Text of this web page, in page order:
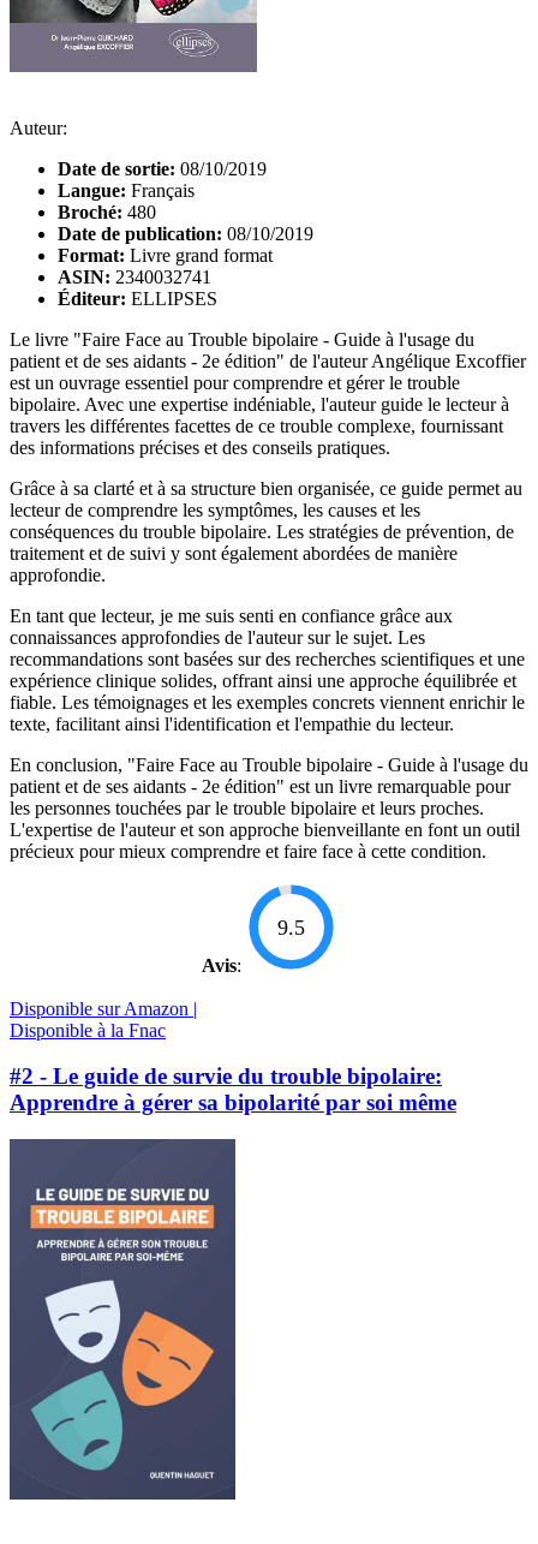
Auteur:
Date de sortie: 08/10/2019
Langue: Français
Broché: 480
Date de publication: 08/10/2019
Format: Livre grand format
ASIN: 2340032741
Éditeur: ELLIPSES
Le livre "Faire Face au Trouble bipolaire - Guide à l'usage du
patient et de ses aidants - 2e édition" de l'auteur Angélique Excoffier
est un ouvrage essentiel pour comprendre et gérer le trouble
bipolaire. Avec une expertise indéniable, l'auteur guide le lecteur à
travers les différentes facettes de ce trouble complexe, fournissant
des informations précises et des conseils pratiques.
Grâce à sa clarté et à sa structure bien organisée, ce guide permet au
lecteur de comprendre les symptômes, les causes et les
conséquences du trouble bipolaire. Les stratégies de prévention, de
traitement et de suivi y sont également abordées de manière
approfondie.
En tant que lecteur, je me suis senti en confiance grâce aux
connaissances approfondies de l'auteur sur le sujet. Les
recommandations sont basées sur des recherches scientifiques et une
expérience clinique solides, offrant ainsi une approche équilibrée et
fiable. Les témoignages et les exemples concrets viennent enrichir le
texte, facilitant ainsi l'identification et l'empathie du lecteur.
En conclusion, "Faire Face au Trouble bipolaire - Guide à l'usage du
patient et de ses aidants - 2e édition" est un livre remarquable pour
les personnes touchées par le trouble bipolaire et leurs proches.
L'expertise de l'auteur et son approche bienveillante en font un outil
précieux pour mieux comprendre et faire face à cette condition.
Avis:
9.5
Disponible sur Amazon |
Disponible à la Fnac
#2 - Le guide de survie du trouble bipolaire:
Apprendre à gérer sa bipolarité par soi même